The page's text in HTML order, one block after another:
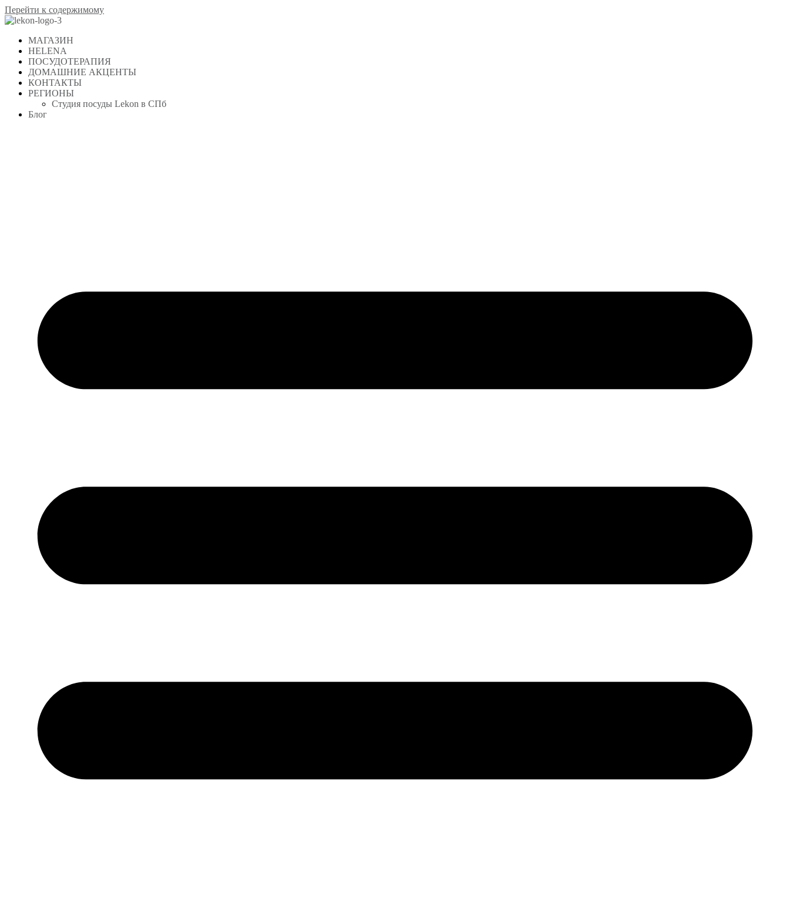
Перейти к содержимому
МАГАЗИН
HELENA
ПОСУДОТЕРАПИЯ
ДОМАШНИЕ АКЦЕНТЫ
КОНТАКТЫ
РЕГИОНЫ
Студия посуды Lekon в СПб
Блог